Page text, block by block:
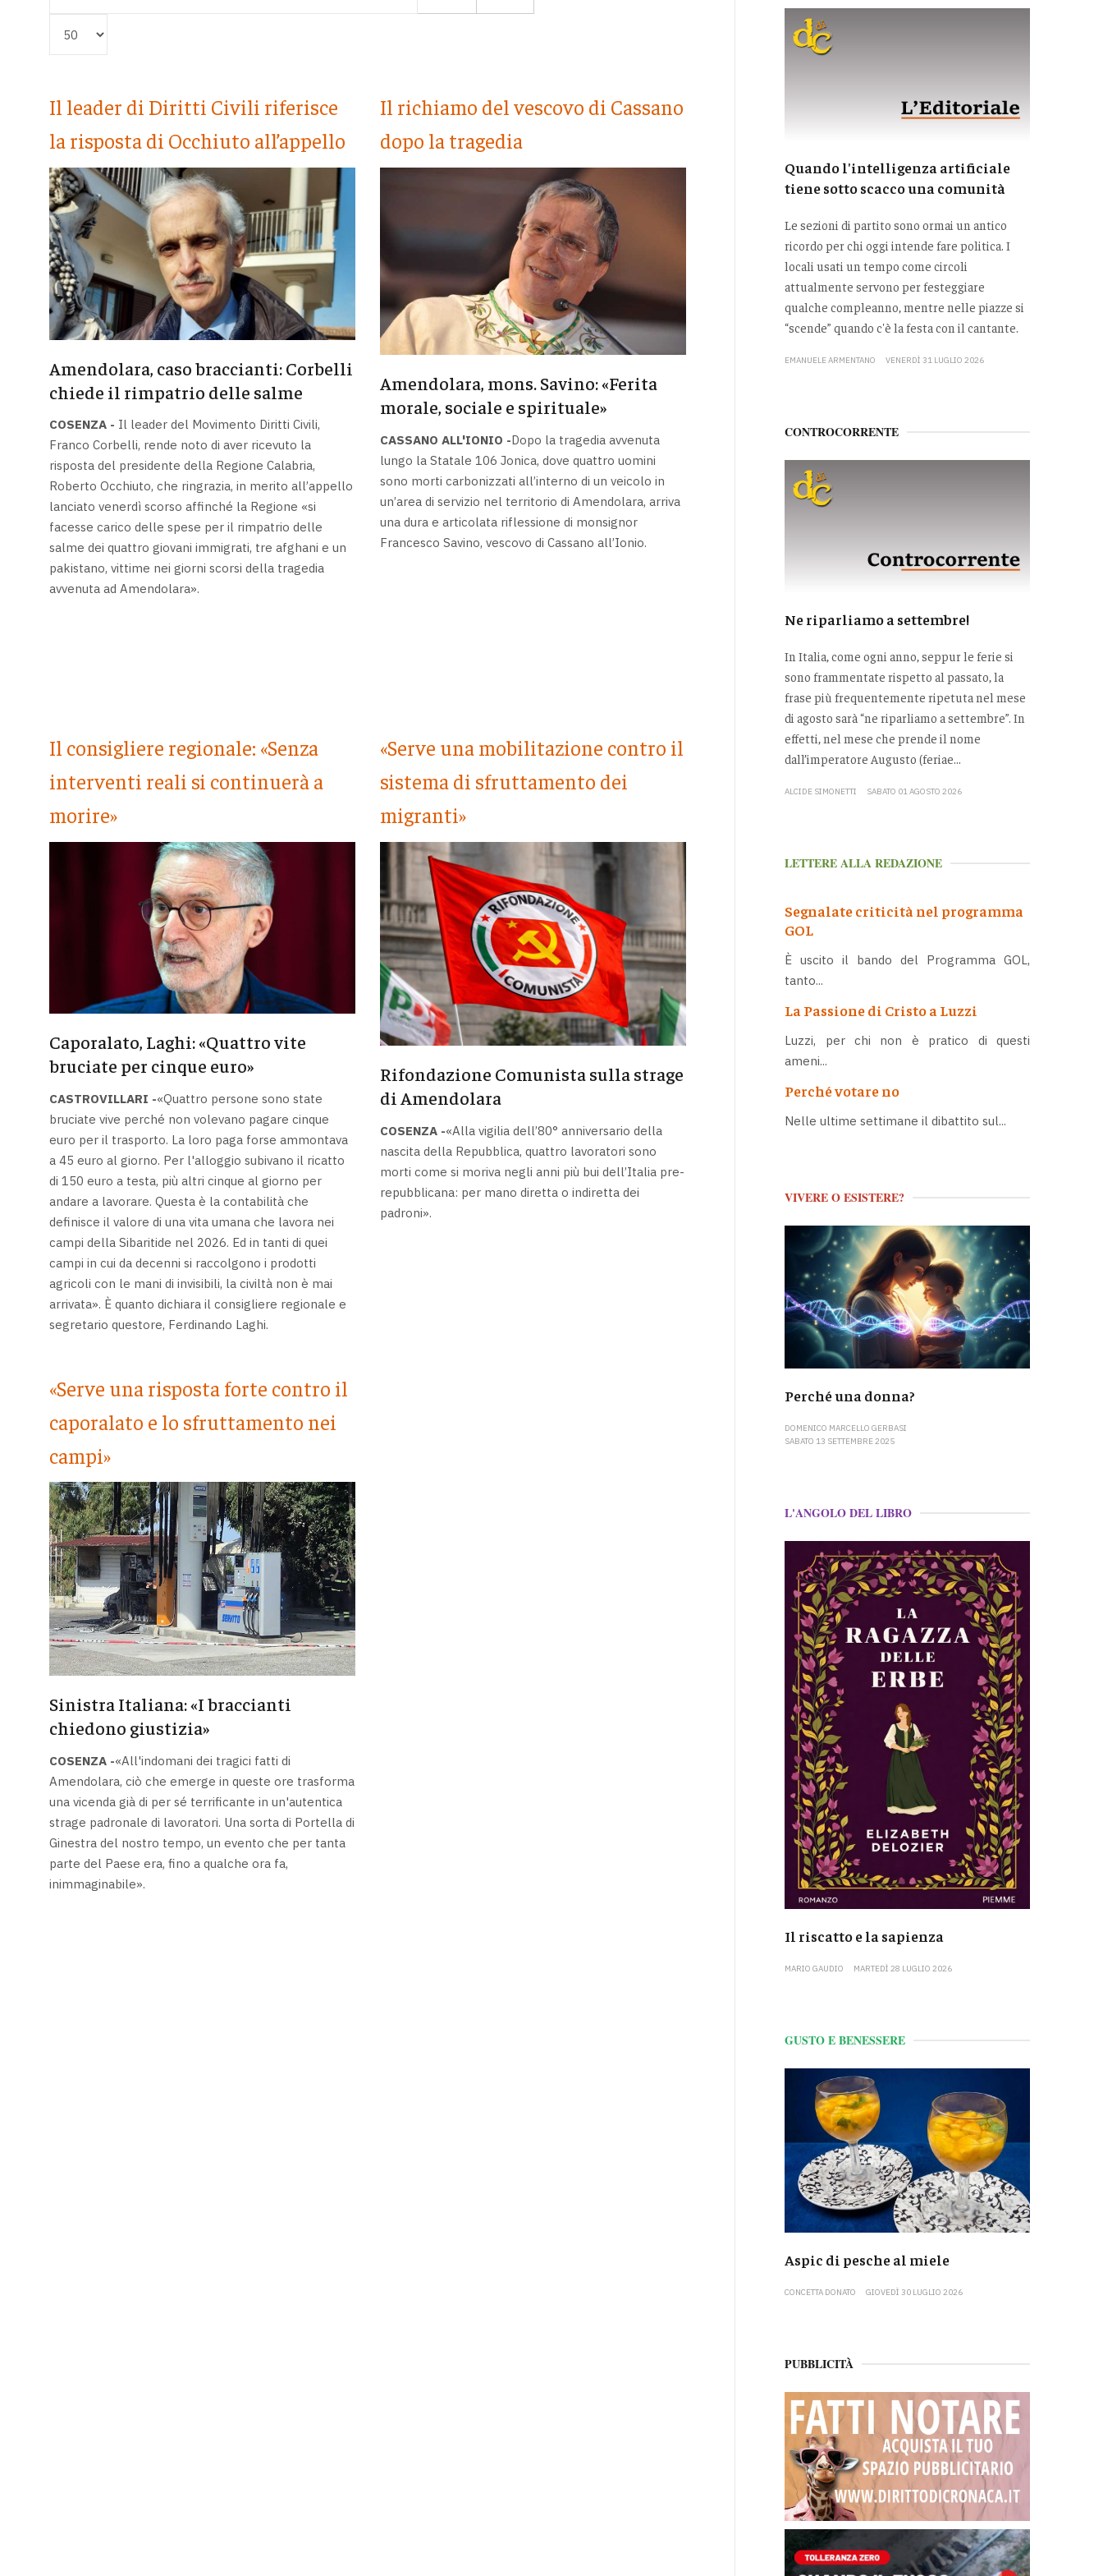
Il leader di Diritti Civili riferisce
la risposta di Occhiuto all’appello
Amendolara, caso braccianti: Corbelli
chiede il rimpatrio delle salme
COSENZA - Il leader del Movimento Diritti Civili,
Franco Corbelli, rende noto di aver ricevuto la
risposta del presidente della Regione Calabria,
Roberto Occhiuto, che ringrazia, in merito all’appello
lanciato venerdì scorso affinché la Regione «si
facesse carico delle spese per il rimpatrio delle
salme dei quattro giovani immigrati, tre afghani e un
pakistano, vittime nei giorni scorsi della tragedia
avvenuta ad Amendolara».
Il richiamo del vescovo di Cassano
dopo la tragedia
Amendolara, mons. Savino: «Ferita
morale, sociale e spirituale»
CASSANO ALL'IONIO -Dopo la tragedia avvenuta
lungo la Statale 106 Jonica, dove quattro uomini
sono morti carbonizzati all’interno di un veicolo in
un’area di servizio nel territorio di Amendolara, arriva
una dura e articolata riflessione di monsignor
Francesco Savino, vescovo di Cassano all’Ionio.
Il consigliere regionale: «Senza
interventi reali si continuerà a
morire»
Caporalato, Laghi: «Quattro vite
bruciate per cinque euro»
CASTROVILLARI -«Quattro persone sono state
bruciate vive perché non volevano pagare cinque
euro per il trasporto. La loro paga forse ammontava
a 45 euro al giorno. Per l'alloggio subivano il ricatto
di 150 euro a testa, più altri cinque al giorno per
andare a lavorare. Questa è la contabilità che
definisce il valore di una vita umana che lavora nei
campi della Sibaritide nel 2026. Ed in tanti di quei
campi in cui da decenni si raccolgono i prodotti
agricoli con le mani di invisibili, la civiltà non è mai
arrivata». È quanto dichiara il consigliere regionale e
segretario questore, Ferdinando Laghi.
«Serve una mobilitazione contro il
sistema di sfruttamento dei
migranti»
Rifondazione Comunista sulla strage
di Amendolara
COSENZA -«Alla vigilia dell’80° anniversario della
nascita della Repubblica, quattro lavoratori sono
morti come si moriva negli anni più bui dell’Italia pre-
repubblicana: per mano diretta o indiretta dei
padroni».
«Serve una risposta forte contro il
caporalato e lo sfruttamento nei
campi»
Sinistra Italiana: «I braccianti
chiedono giustizia»
COSENZA -«All'indomani dei tragici fatti di
Amendolara, ciò che emerge in queste ore trasforma
una vicenda già di per sé terrificante in un'autentica
strage padronale di lavoratori. Una sorta di Portella di
Ginestra del nostro tempo, un evento che per tanta
parte del Paese era, fino a qualche ora fa,
inimmaginabile».
Quando l'intelligenza artificiale
tiene sotto scacco una comunità
Le sezioni di partito sono ormai un antico
ricordo per chi oggi intende fare politica. I
locali usati un tempo come circoli
attualmente servono per festeggiare
qualche compleanno, mentre nelle piazze si
“scende” quando c'è la festa con il cantante.
EMANUELE ARMENTANO VENERDÌ 31 LUGLIO 2026
CONTROCORRENTE
Ne riparliamo a settembre!
In Italia, come ogni anno, seppur le ferie si
sono frammentate rispetto al passato, la
frase più frequentemente ripetuta nel mese
di agosto sarà “ne riparliamo a settembre”. In
effetti, nel mese che prende il nome
dall’imperatore Augusto (feriae...
ALCIDE SIMONETTI SABATO 01 AGOSTO 2026
LETTERE ALLA REDAZIONE
Segnalate criticità nel programma
GOL
È uscito il bando del Programma GOL,
tanto...
La Passione di Cristo a Luzzi
Luzzi, per chi non è pratico di questi
ameni...
Perché votare no
Nelle ultime settimane il dibattito sul...
VIVERE O ESISTERE?
Perché una donna?
DOMENICO MARCELLO GERBASI
SABATO 13 SETTEMBRE 2025
L'ANGOLO DEL LIBRO
Il riscatto e la sapienza
MARIO GAUDIO MARTEDÌ 28 LUGLIO 2026
GUSTO E BENESSERE
Aspic di pesche al miele
CONCETTA DONATO GIOVEDÌ 30 LUGLIO 2026
PUBBLICITÀ